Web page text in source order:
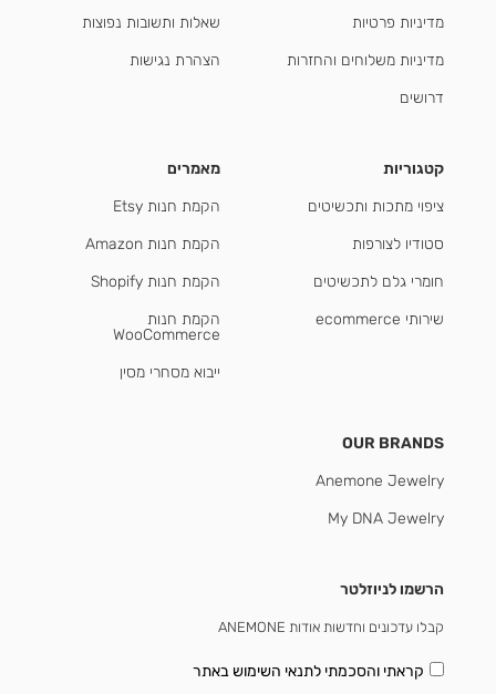
מדיניות פרטיות
מדיניות משלוחים והחזרות
דרושים
שאלות ותשובות נפוצות
הצהרת נגישות
קטגוריות
ציפוי מתכות ותכשיטים
סטודיו לצורפות
חומרי גלם לתכשיטים
שירותי ecommerce
מאמרים
הקמת חנות Etsy
הקמת חנות Amazon
הקמת חנות Shopify
הקמת חנות
WooCommerce
ייבוא מסחרי מסין
OUR BRANDS
Anemone Jewelry
My DNA Jewelry
הרשמו לניוזלטר
קבלו עדכונים וחדשות אודות ANEMONE
קראתי והסכמתילתנאי השימוש באתר